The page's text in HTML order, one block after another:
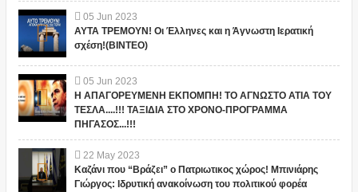
05 Jun 2023
ΑΥΤΑ ΤΡΕΜΟΥΝ! Οι Έλληνες και η Άγνωστη Ιερατική
σχέση!(ΒΙΝΤΕΟ)
05 Jun 2023
Η ΑΠΑΓΟΡΕΥΜΕΝΗ ΕΚΠΟΜΠΗ! ΤΟ ΑΓΝΩΣΤΟ ΑΤΙΑ ΤΟΥ
ΤΕΣΛΑ....!!! ΤΑΞΙΔΙΑ ΣΤΟ ΧΡΟΝΟ-ΠΡΟΓΡΑΜΜΑ
ΠΗΓΑΣΟΣ...!!!
22 May 2023
Καζάνι που “Βράζει” ο Πατριωτικος χώρος! Μπινιάρης
Γιώργος: Ιδρυτική ανακοίνωση του πολιτικού φορέα